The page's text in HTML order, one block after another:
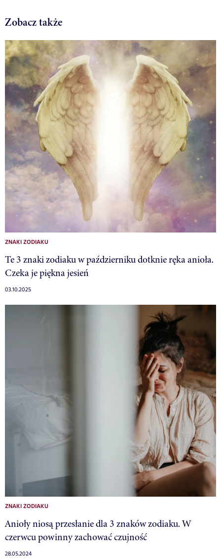
Zobacz także
ZNAKI ZODIAKU
Te 3 znaki zodiaku w październiku dotknie ręka anioła.
Czeka je piękna jesień
03.10.2025
ZNAKI ZODIAKU
Anioły niosą przesłanie dla 3 znaków zodiaku. W
czerwcu powinny zachować czujność
28.05.2024